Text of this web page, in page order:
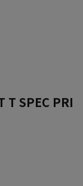
T SPEC PRI